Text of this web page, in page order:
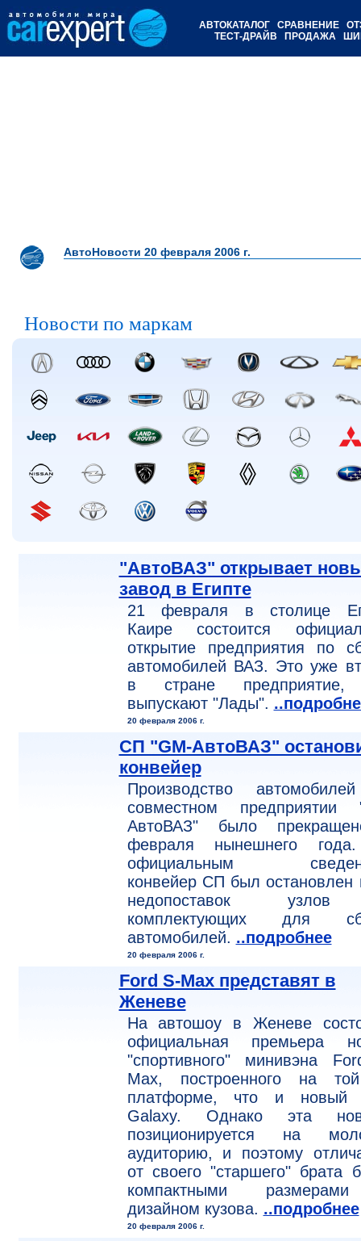
АВТОКАТАЛОГ СРАВНЕНИЕ
ТЕСТ-ДРАЙВ
ПРОДАЖА
АвтоНовости 20 февраля 2006 г.
Новости по маркам
"АвтоВАЗ" открывает
завод в Египте
21 февраля в столице
Каире состоится
открытие предприятия по
автомобилей ВАЗ. Это уже
в стране предприятие,
выпускают "Лады".
20 февраля 2006 г.
СП "GM-АвтоВАЗ"
конвейер
Производство
совместном предприятии
АвтоВАЗ" было
февраля нынешнего
официальным
конвейер СП был остановлен
недопоставок
комплектующих для
автомобилей. ..подробнее
20 февраля 2006 г.
Ford S-Max представят в
Женеве
На автошоу в Женеве
официальная премьера
"спортивного" минивэна
Max, построенного на
платформе, что и новый
Galaxy. Однако эта
позиционируется на
аудиторию, и поэтому
от своего "старшего" брата
компактными
дизайном кузова. ..подробнее
20 февраля 2006 г.